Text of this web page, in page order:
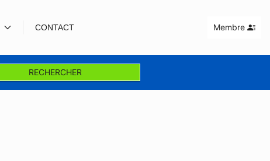
CONTACT Membre
RECHERCHER